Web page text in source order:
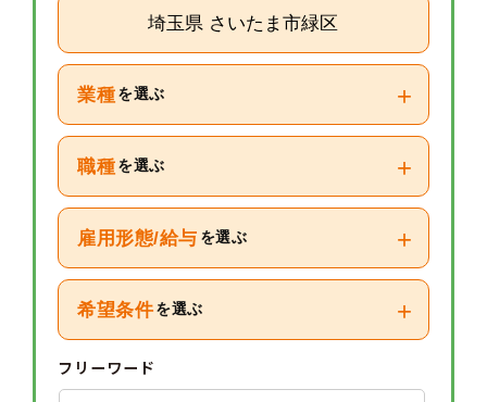
埼玉県 さいたま市緑区
業種 を選ぶ +
職種 を選ぶ +
雇用形態/給与 を選ぶ +
希望条件 を選ぶ +
フリーワード